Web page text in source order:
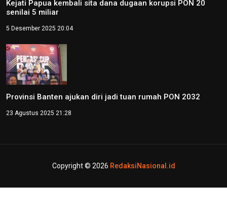
Kejati Papua kembali sita dana dugaan korupsi PON 20
senilai 5 miliar
5 Desember 2025 20:04
Provinsi Banten ajukan diri jadi tuan rumah PON 2032
23 Agustus 2025 21:28
Copyright © 2026 RedaksiNasional.id